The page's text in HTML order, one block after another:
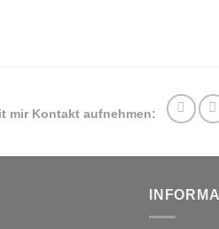
mir Kontakt aufnehmen: